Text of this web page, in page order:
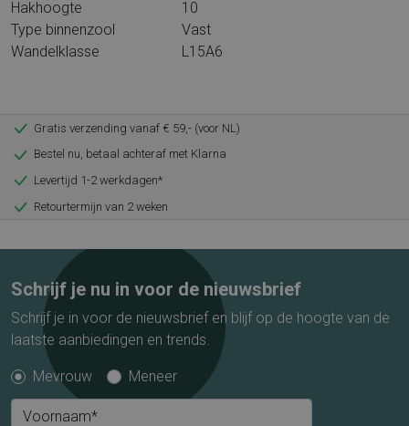
Hakhoogte
10
Type binnenzool
Vast
Wandelklasse
L15A6
Gratis verzending vanaf € 59,- (voor NL)
Bestel nu, betaal achteraf met Klarna
Levertijd 1-2 werkdagen*
Retourtermijn van 2 weken
Schrijf je nu in voor de nieuwsbrief
Schrijf je in voor de nieuwsbrief en blijf op de hoogte van de
laatste aanbiedingen en trends.
Mevrouw Meneer
Voornaam*